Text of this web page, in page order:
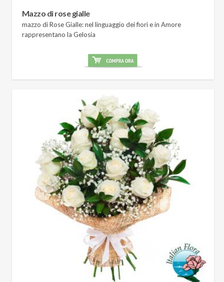
Mazzo di rose gialle
mazzo di Rose Gialle: nel linguaggio dei fiori e in Amore
rappresentano la Gelosia